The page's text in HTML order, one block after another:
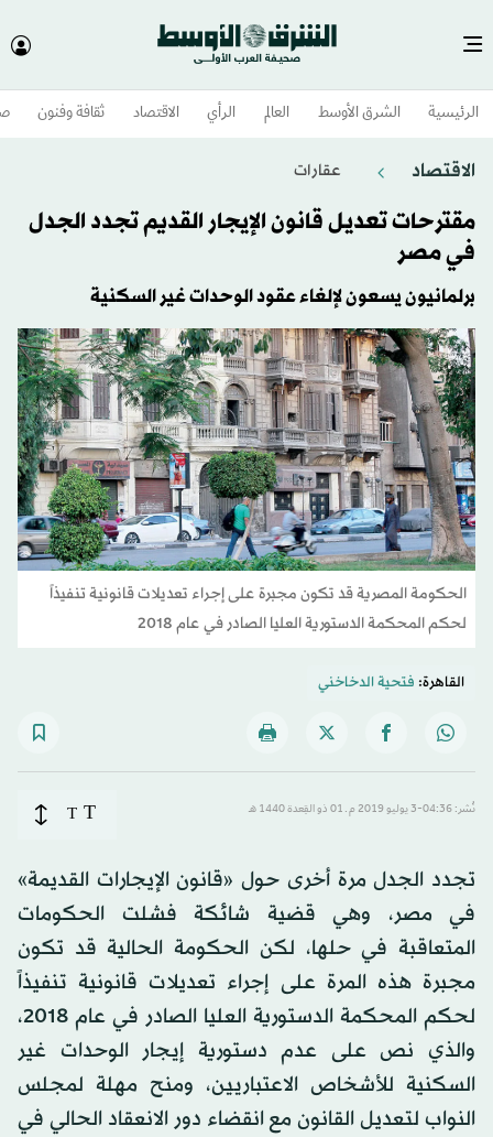
الرئيسية الشرق الأوسط​ العالم الرأي الاقتصاد ثقافة وفنون
الاقتصاد عقارات
مقترحات تعديل قانون الإيجار القديم تجدد الجدل
في مصر
برلمانيون يسعون لإلغاء عقود الوحدات غير السكنية
الحكومة المصرية قد تكون مجبرة على إجراء تعديلات قانونية تنفيذاً
لحكم المحكمة الدستورية العليا الصادر في عام 2018
القاهرة: فتحية الدخاخني
نُشر: 04:36-3 يوليو 2019 م ـ 01 ذو القِعدة 1440 هـ T
T
تجدد الجدل مرة أخرى حول «قانون الإيجارات القديمة»
في مصر، وهي قضية شائكة فشلت الحكومات
المتعاقبة في حلها، لكن الحكومة الحالية قد تكون
مجبرة هذه المرة على إجراء تعديلات قانونية تنفيذاً
لحكم المحكمة الدستورية العليا الصادر في عام 2018،
والذي نص على عدم دستورية إيجار الوحدات غير
السكنية للأشخاص الاعتباريين، ومنح مهلة لمجلس
النواب لتعديل القانون مع انقضاء دور الانعقاد الحالي في